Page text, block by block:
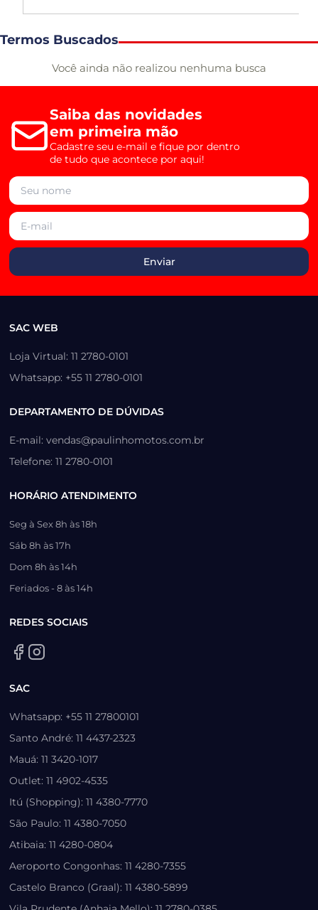
Termos Buscados
Você ainda não realizou nenhuma busca
Saiba das novidades
em primeira mão
Cadastre seu e-mail e fique por dentro
de tudo que acontece por aqui!
SAC WEB
Loja Virtual: 11 2780-0101
Whatsapp: +55 11 2780-0101
DEPARTAMENTO DE DÚVIDAS
E-mail: vendas@paulinhomotos.com.br
Telefone: 11 2780-0101
HORÁRIO ATENDIMENTO
Seg à Sex 8h às 18h
Sáb 8h às 17h
Dom 8h às 14h
Feriados - 8 às 14h
REDES SOCIAIS
SAC
Whatsapp: +55 11 27800101
Santo André: 11 4437-2323
Mauá: 11 3420-1017
Outlet: 11 4902-4535
Itú (Shopping): 11 4380-7770
São Paulo: 11 4380-7050
Atibaia: 11 4280-0804
Aeroporto Congonhas: 11 4280-7355
Castelo Branco (Graal): 11 4380-5899